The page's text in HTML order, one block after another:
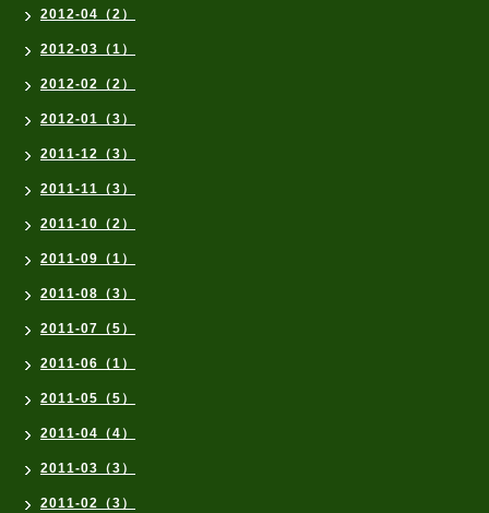
2012-04（2）
2012-03（1）
2012-02（2）
2012-01（3）
2011-12（3）
2011-11（3）
2011-10（2）
2011-09（1）
2011-08（3）
2011-07（5）
2011-06（1）
2011-05（5）
2011-04（4）
2011-03（3）
2011-02（3）